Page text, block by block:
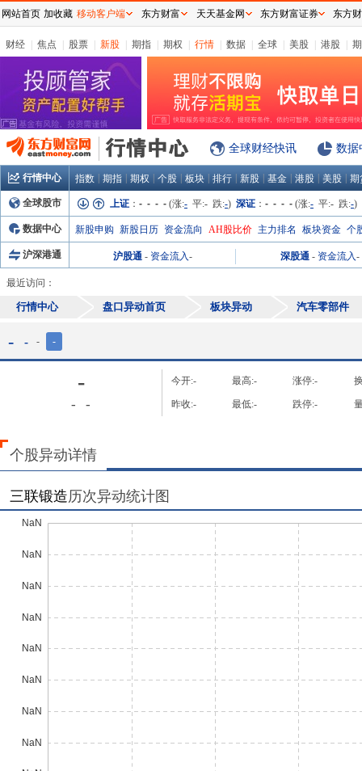
财经 焦点 股票 新股 期指 期权 行情 数据 全球 美股 港股
全球财经快讯 数据
行情中心 指数 期指 期权 个股 板块 排行 新股 基金 港股 美股 期
全球股市 上证 ： - - - - (涨:- 平:- 跌:-) 深证 ： - - - - (涨:- 平:- 跌:-)
数据中心 新股申购 新股日历 资金流向 AH股比价 主力排名 板块资金 个
沪深港通 沪股通 - 资金流入- 深股通 - 资金流入-
最近访问：
行情中心 盘口异动首页 板块异动 汽车零部件
- - - -
-
- -
今开:- 最高:- 涨停:-
昨收:- 最低:- 跌停:-
个股异动详情
三联锻造历次异动统计图
网站首页 加收藏 移动客户端 东方财富 天天基金网 东方财富证券 东方